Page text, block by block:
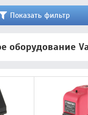
Показать фильтр
оборудование